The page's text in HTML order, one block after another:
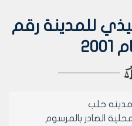
للمدينة رقم
حلب
الصادر بالمرسوم